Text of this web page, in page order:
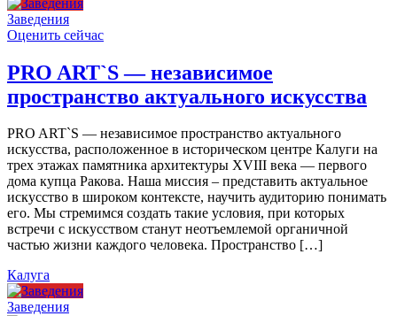
Заведения
Оценить сейчас
PRO ART`S — независимое
пространство актуального искусства
PRO ART`S — независимое пространство актуального
искусства, расположенное в историческом центре Калуги на
трех этажах памятника архитектуры XVIII века — первого
дома купца Ракова. Наша миссия – представить актуальное
искусство в широком контексте, научить аудиторию понимать
его. Мы стремимся создать такие условия, при которых
встречи с искусством станут неотъемлемой органичной
частью жизни каждого человека. Пространство […]
Калуга
Заведения